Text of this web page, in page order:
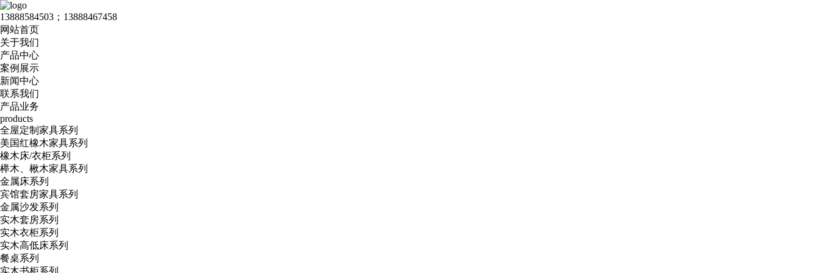
13888584503；13888467458
网站首页
关于我们
产品中心
案例展示
新闻中心
联系我们
产品业务
products
全屋定制家具系列
美国红橡木家具系列
橡木床/衣柜系列
榉木、楸木家具系列
金属床系列
宾馆套房家具系列
金属沙发系列
实木套房系列
实木衣柜系列
实木高低床系列
餐桌系列
实木书柜系列